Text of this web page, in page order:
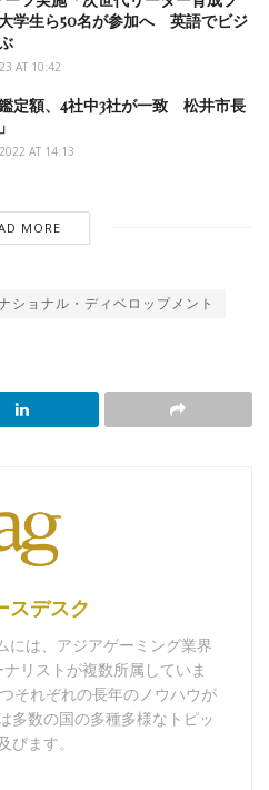
学生ら50名が参加へ 英語でビジ
AT 10:42
定額、4社中3社が一致 松井市長
AT 14:13
MORE
ショナル・ディベロップメント
スデスク
には、アジアゲーミング業界
リストが複数所属していま
それぞれの長年のノウハウが
多数の国の多種多様なトピッ
びます。